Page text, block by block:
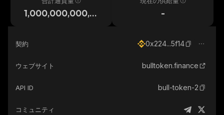
1,000,000,000,0
-
契約 0x224...5f14
ウェブサイト bulltoken.finance
API ID bull-token-2
コミュニティ